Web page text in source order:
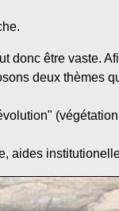
donc être vaste.
deux thèmes
aides